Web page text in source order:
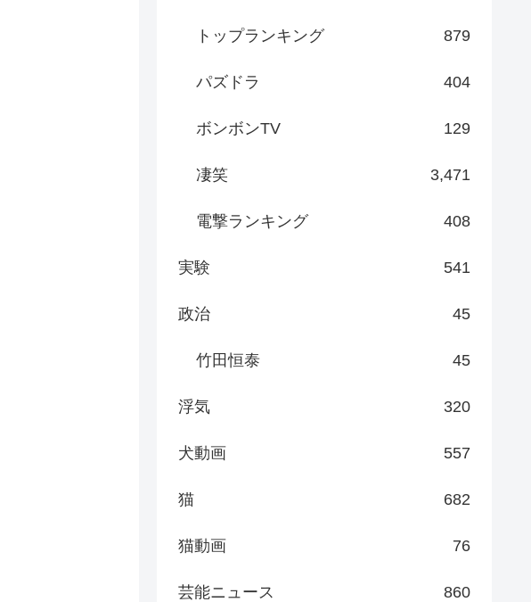
トップランキング 879
パズドラ 404
ボンボンTV 129
凄笑 3,471
電撃ランキング 408
実験 541
政治 45
竹田恒泰 45
浮気 320
犬動画 557
猫 682
猫動画 76
芸能ニュース 860